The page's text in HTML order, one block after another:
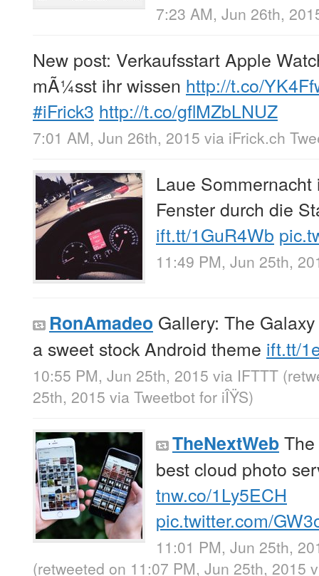
7:23 AM, Jun 26th,
New post: Verkaufsstart Apple
mÃ¼sst ihr wissen http://t.co/
#iFrick3 http://t.co/gflMZbLNUZ
7:01 AM, Jun 26th, 2015 via iFrick.ch
Laue
Fenster durch die
ift.tt/1GuR4Wb
11:49 PM, Jun 25th,
RonAmadeo Gallery: The
a sweet stock Android theme ift.tt/
10:55 PM, Jun 25th, 2015 via IFTTT
25th, 2015 via Tweetbot for iÎŸS)
TheNextWeb
best cloud photo
tnw.co/1Ly5ECH
pic.twitter.com/
11:01 PM, Jun 25th,
(retweeted on 11:07 PM, Jun 25th, 2015